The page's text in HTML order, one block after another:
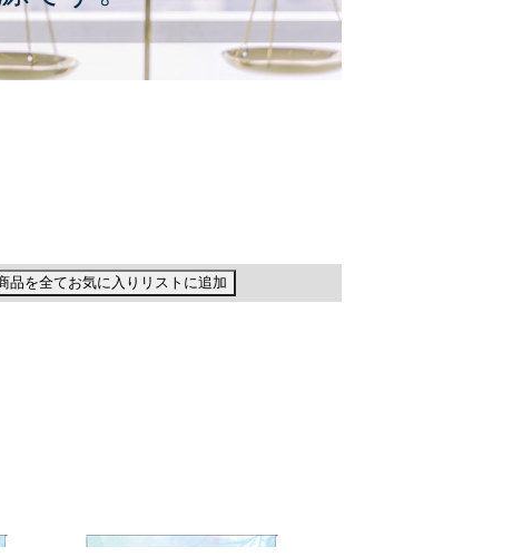
品を全てお気に入りリストに追加